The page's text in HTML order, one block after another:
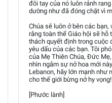
đôi tay của nó luôn rảnh
dường như đã đóng chặt vì
Chúa sẽ luôn ở bên các
rằng toàn thể Giáo hội sẽ
thách quyết định trong cuộc
yêu dấu của các bạn. Tôi
của Mẹ Thiên Chúa, Đức
nhìn ngắm sự nở hoa mới
Lebanon, hãy lớn mạnh như
cho thế giới bừng nở hy vọng!
[Phước lành]